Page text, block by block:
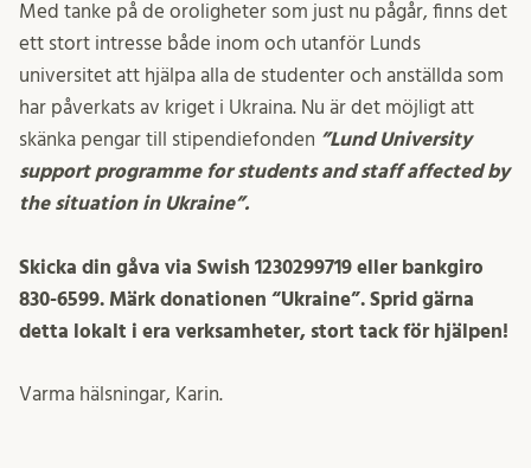
Med tanke på de oroligheter som just nu pågår, finns det
ett stort intresse både inom och utanför Lunds
universitet att hjälpa alla de studenter och anställda som
har påverkats av kriget i Ukraina. Nu är det möjligt att
skänka pengar till stipendiefonden ”Lund University
support programme for students and staff affected by
the situation in Ukraine”.
Skicka din gåva via Swish 1230299719 eller bankgiro
830-6599. Märk donationen “Ukraine”. Sprid gärna
detta lokalt i era verksamheter, stort tack för hjälpen!
Varma hälsningar, Karin.